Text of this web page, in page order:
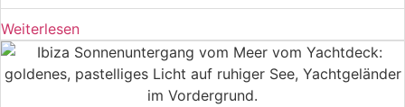
lernenin professionellen Schulen. Erleben Sie
unvergessliche
Teamevents auf dem Mittelmeer. Ihr ultimativer Guide für
Segelabenteuer in Valenciamit allen wichtigen
Informationen, Tipps und Angeboten.
Weiterlesen